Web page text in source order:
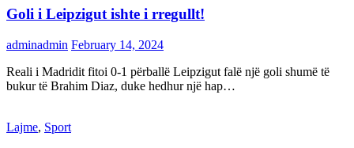
Goli i Leipzigut ishte i rregullt!
adminadmin February 14, 2024
Reali i Madridit fitoi 0-1 përballë Leipzigut falë një goli shumë të
bukur të Brahim Diaz, duke hedhur një hap…
Lajme, Sport